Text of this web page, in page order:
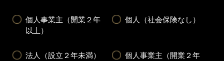
個人事業主（開業２年
以上）
個人（社会保険なし）
法人（設立２年未満）
個人事業主（開業２年